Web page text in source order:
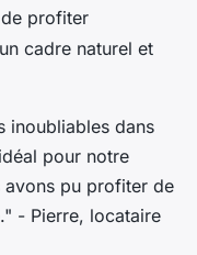
profiter
cadre naturel et
inoubliables dans
pour notre
avons pu profiter de
- Pierre, locataire